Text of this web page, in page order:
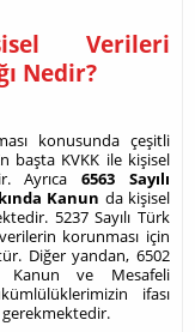
Verileri
Nedir?
konusunda çeşitli
başta KVKK ile kişisel
Ayrıca6563 Sayılı
Kanun da kişisel
5237 Sayılı Türk
korunması için
Diğer yandan, 6502
Kanun ve Mesafeli
ifası
gerekmektedir.